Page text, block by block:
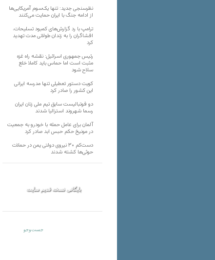
نظرسنجی جدید: تنها یک‌سوم آمریکایی‌ها
از ادامه جنگ با ایران حمایت می‌کنند
ترامپ با رد گزارش‌های کمبود تسلیحات،
افشاگران را به زندان طولانی مدت تهدید
کرد
رئیس‌ جمهوری اسرائیل: نقشه راه غزه
مثبت است اما حماس باید کاملا خلع
سلاح شود
کویت دستور تعطیلی تنها مدرسه ایرانی
این کشور را صادر کرد
دو فوتبالیست سابق تیم ملی زنان ایران
رسما شهروند استرالیا شدند
آلمان برای عامل حمله با خودرو به جمعیت
در مونیخ حکم حبس ابد صادر کرد
دست‌کم ۳۰ نیروی دولتی یمن در حملات
حوثی‌ها کشته شدند
بایگانی نسخه قدیم سایت